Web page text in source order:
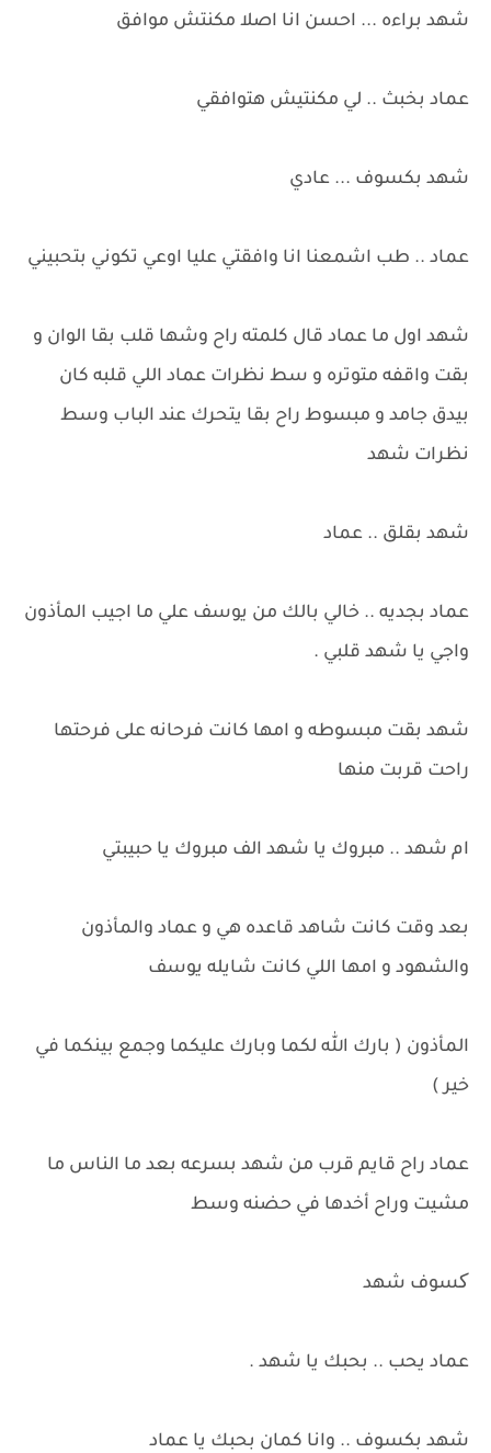
شهد براءه ... احسن انا اصلا مكنتش موافق
عماد بخبث .. لي مكنتيش هتوافقي
شهد بكسوف ... عادي
عماد .. طب اشمعنا انا وافقتي عليا اوعي تكوني بتحبيني
شهد اول ما عماد قال كلمته راح وشها قلب بقا الوان و
بقت واقفه متوتره و سط نظرات عماد اللي قلبه كان
بيدق جامد و مبسوط راح بقا يتحرك عند الباب وسط
نظرات شهد
شهد بقلق .. عماد
عماد بجديه .. خالي بالك من يوسف علي ما اجيب المأذون
واجي يا شهد قلبي .
شهد بقت مبسوطه و امها كانت فرحانه على فرحتها
راحت قربت منها
ام شهد .. مبروك يا شهد الف مبروك يا حبيبتي
بعد وقت كانت شاهد قاعده هي و عماد والمأذون
والشهود و امها اللي كانت شايله يوسف
المأذون ( بارك الله لكما وبارك عليكما وجمع بينكما في
خير )
عماد راح قايم قرب من شهد بسرعه بعد ما الناس ما
مشيت وراح أخدها في حضنه وسط
کسوف شهد
عماد يحب .. بحبك يا شهد .
شهد بكسوف .. وانا كمان بحبك يا عماد